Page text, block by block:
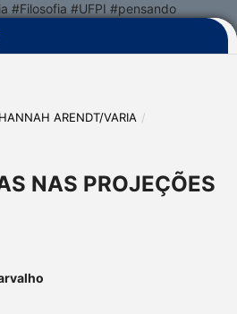
#Filosofia #UFPI #pensando
ARENDT/VARIA /
NAS PROJEÇÕES